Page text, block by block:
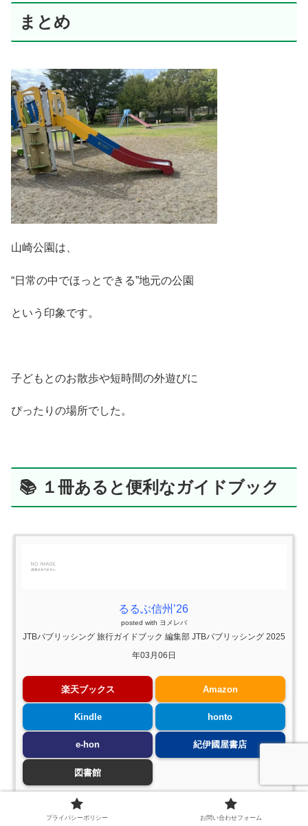
まとめ
山崎公園は、
“日常の中でほっとできる”地元の公園
という印象です。
子どもとのお散歩や短時間の外遊びに
ぴったりの場所でした。
📚 １冊あると便利なガイドブック
るるぶ信州’26
posted with ヨメレバ
JTBパブリッシング 旅行ガイドブック 編集部 JTBパブリッシング 2025
年03月06日
楽天ブックス Amazon
Kindle honto
e-hon 紀伊國屋書店
図書館
プライバシーポリシー お問い合わせフォーム